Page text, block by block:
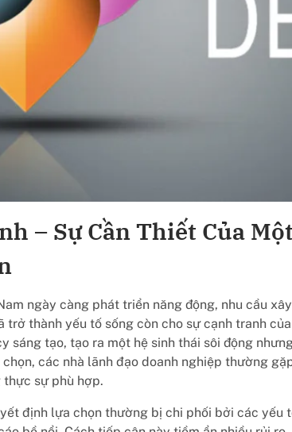
– Sự Cần Thiết Của
ngày càng phát triển năng động, nhu cầu
thành yếu tố sống còn cho sự cạnh tranh
sáng tạo, tạo ra một hệ sinh thái sôi động
các nhà lãnh đạo doanh nghiệp thường
thực sự phù hợp.
định lựa chọn thường bị chi phối bởi các yếu